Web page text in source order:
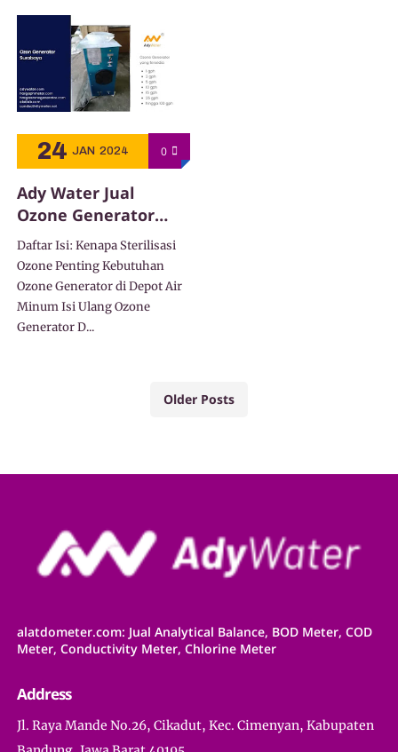
24 JAN 2024 0
Ady Water Jual
Ozone Generator
Untuk Air Minum
Daftar Isi: Kenapa Sterilisasi
Ozone Penting Kebutuhan
Ozone Generator di Depot Air
Minum Isi Ulang Ozone
Generator D...
Older Posts
alatdometer.com: Jual Analytical Balance, BOD Meter, COD
Meter, Conductivity Meter, Chlorine Meter
Address
Jl. Raya Mande No.26, Cikadut, Kec. Cimenyan, Kabupaten